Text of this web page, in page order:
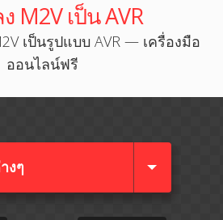
M2V เป็น AVR
เป็นรูปแบบ AVR — เครื่องมือ
ออนไลน์ฟรี
งๆ​